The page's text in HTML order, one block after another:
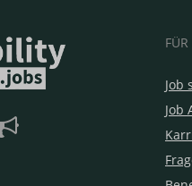
Job
Job